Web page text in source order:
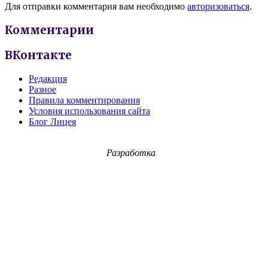
Для отправки комментария вам необходимо авторизоваться.
Комментарии
ВКонтакте
Редакция
Разное
Правила комментирования
Условия использования сайта
Блог Лицея
Разработка